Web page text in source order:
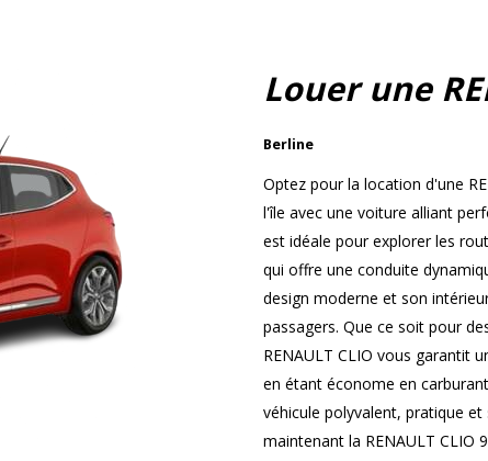
Louer une
Berline
Optez pour la location d'une
l'île avec une voiture alliant
est idéale pour explorer les
qui offre une conduite
design moderne et son
passagers. Que ce soit pour
RENAULT CLIO vous garantit
en étant économe en
véhicule polyvalent, pratique
maintenant la RENAULT CLIO